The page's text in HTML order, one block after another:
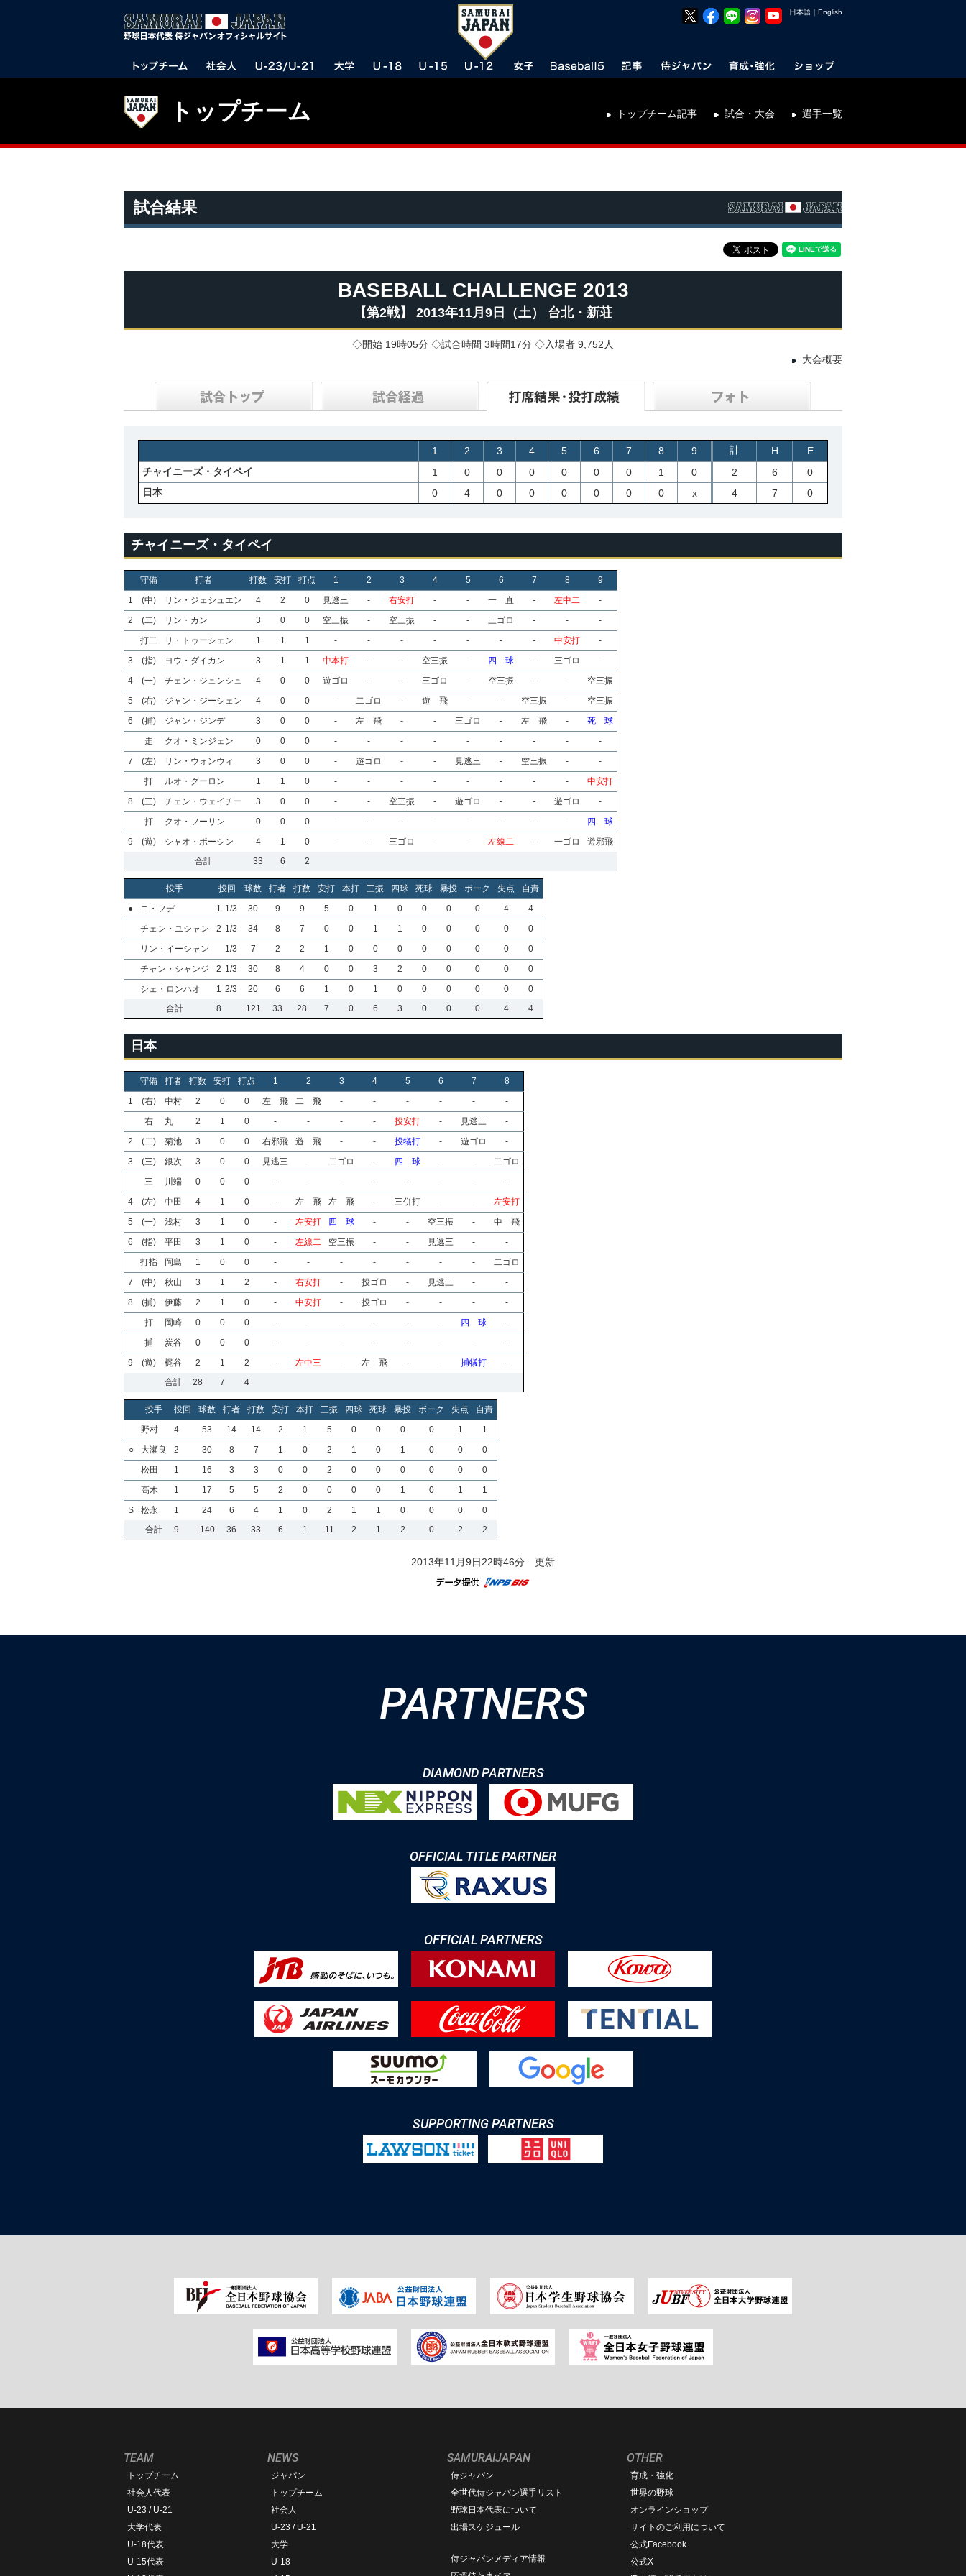
日本語 ｜ English
トップチーム トップチーム記事 試合・大会 選手一覧
試合結果
BASEBALL CHALLENGE 2013
【第2戦】 2013年11月9日（土） 台北・新荘
◇開始 19時05分 ◇試合時間 3時間17分 ◇入場者 9,752人
大会概要
1 2 3 4 5 6 7 8 9 計 H
E
チャイニーズ・タイペイ
1 0 0 0 0 0 0 1 0 2 6
0
日本
0 4 0 0 0 0 0 0 x 4 7 0
チャイニーズ・タイペイ
守備 打者 打数 安打 打点 1 2 3 4 5 6 7 8
9
1
(中) リン・ジェシュエン 4 2 0 見逃三 - 右安打 - - 一 直 - 左中二
-
2
(二) リン・カン 3 0 0 空三振 - 空三振 - - 三ゴロ - -
-
打二
リ・トゥーシェン 1 1 1 - - - - - - - 中安打
-
3
(指) ヨウ・ダイカン 3 1 1 中本打 - - 空三振 - 四 球 - 三ゴロ
-
4
(一) チェン・ジュンシュ 4 0 0 遊ゴロ - - 三ゴロ - 空三振 - -
空三振
5
(右) ジャン・ジーシェン 4 0 0 - 二ゴロ - 遊 飛 - - 空三振 -
空三振
6
(捕) ジャン・ジンデ 3 0 0 - 左 飛 - - 三ゴロ - 左 飛 -
死 球
走
クオ・ミンジェン 0 0 0 - - - - - - - -
-
7
(左) リン・ウォンウィ 3 0 0 - 遊ゴロ - - 見逃三 - 空三振 -
-
打
ルオ・グーロン 1 1 0 - - - - - - - -
中安打
8
(三) チェン・ウェイチー 3 0 0 - - 空三振 - 遊ゴロ - - 遊ゴロ
-
打
クオ・フーリン 0 0 0 - - - - - - - -
四 球
9
(遊) シャオ・ポーシン 4 1 0 - - 三ゴロ - - 左線二 - 一ゴロ
遊邪飛
合計
33 6 2
投手 投回 球数 打者 打数 安打 本打 三振 四球 死球 暴投 ボーク 失点
自責
●
ニ・フデ 1 1/3 30 9 9 5 0 1 0 0 0 0 4
4
チェン・ユシャン
2 1/3 34 8 7 0 0 1 1 0 0 0 0
0
リン・イーシャン
1/3 7 2 2 1 0 0 0 0 0 0 0
0
チャン・シャンジ
2 1/3 30 8 4 0 0 3 2 0 0 0 0
0
シェ・ロンハオ
1 2/3 20 6 6 1 0 1 0 0 0 0 0
0
合計
8 121 33 28 7 0 6 3 0 0 0 4 4
日本
守備 打者 打数 安打 打点 1 2 3 4 5 6 7
8
1
(右) 中村 2 0 0 左 飛 二 飛 - - - - -
-
右
丸 2 1 0 - - - - 投安打 - 見逃三
-
2
(二) 菊池 3 0 0 右邪飛 遊 飛 - - 投犠打 - 遊ゴロ
-
3
(三) 銀次 3 0 0 見逃三 - 二ゴロ - 四 球 - -
二ゴロ
三
川端 0 0 0 - - - - - - -
-
4
(左) 中田 4 1 0 - 左 飛 左 飛 - 三併打 - -
左安打
5
(一) 浅村 3 1 0 - 左安打 四 球 - - 空三振 -
中 飛
6
(指) 平田 3 1 0 - 左線二 空三振 - - 見逃三 -
-
打指
岡島 1 0 0 - - - - - - -
二ゴロ
7
(中) 秋山 3 1 2 - 右安打 - 投ゴロ - 見逃三 -
-
8
(捕) 伊藤 2 1 0 - 中安打 - 投ゴロ - - -
-
打
岡崎 0 0 0 - - - - - - 四 球
-
捕
炭谷 0 0 0 - - - - - - -
-
9
(遊) 梶谷 2 1 2 - 左中三 - 左 飛 - - 捕犠打
-
合計
28 7 4
投手 投回 球数 打者 打数 安打 本打 三振 四球 死球 暴投 ボーク 失点
自責
野村
4 53 14 14 2 1 5 0 0 0 0 1
1
○
大瀬良 2 30 8 7 1 0 2 1 0 1 0 0
0
松田
1 16 3 3 0 0 2 0 0 0 0 0
0
高木
1 17 5 5 2 0 0 0 0 1 0 1
1
S
松永 1 24 6 4 1 0 2 1 1 0 0 0
0
合計
9 140 36 33 6 1 11 2 1 2 0 2 2
2013年11月9日22時46分 更新
PARTNERS
DIAMOND PARTNERS
OFFICIAL TITLE PARTNER
OFFICIAL PARTNERS
SUPPORTING PARTNERS
TEAM
トップチーム
社会人代表
U-23 / U-21
大学代表
U-18代表
U-15代表
NEWS
ジャパン
トップチーム
社会人
U-23 / U-21
大学
U-18
SAMURAIJAPAN
侍ジャパン
全世代侍ジャパン選手リスト
野球日本代表について
出場スケジュール
侍ジャパンメディア情報
OTHER
育成・強化
世界の野球
オンラインショップ
サイトのご利用について
公式Facebook
公式X